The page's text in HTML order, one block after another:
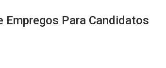
Empregos Para Candidatos